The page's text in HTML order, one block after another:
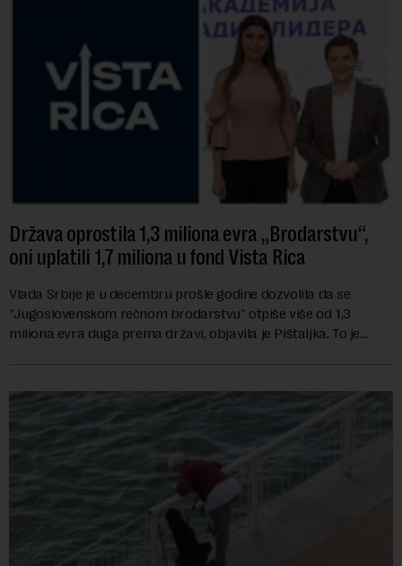
Država oprostila 1,3 miliona evra „Brodarstvu“,
oni uplatili 1,7 miliona u fond Vista Rica
Vlada Srbije je u decembru prošle godine dozvolila da se
"Jugoslovenskom rečnom brodarstvu" otpiše više od 1,3
miliona evra duga prema državi, objavila je Pištaljka. To je